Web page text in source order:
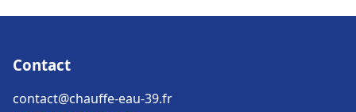
Contact
contact@chauffe-eau-39.fr